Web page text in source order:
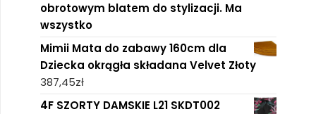
obrotowym blatem do stylizacji. Ma
wszystko
Mimii Mata do zabawy 160cm dla
Dziecka okrągła składana Velvet Złoty
387,45zł
4F SZORTY DAMSKIE L21 SKDT002